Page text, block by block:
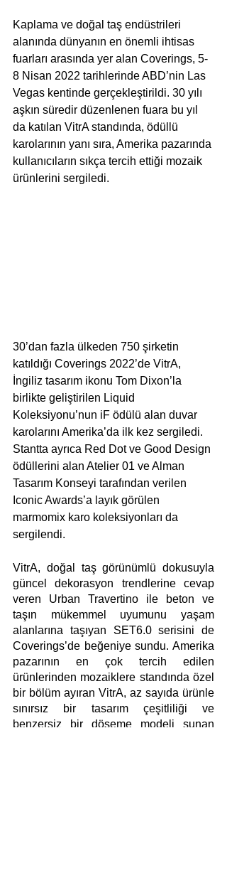
Kaplama ve doğal taş endüstrileri
alanında dünyanın en önemli ihtisas
fuarları arasında yer alan Coverings, 5-
8 Nisan 2022 tarihlerinde ABD’nin Las
Vegas kentinde gerçekleştirildi. 30 yılı
aşkın süredir düzenlenen fuara bu yıl
da katılan VitrA standında, ödüllü
karolarının yanı sıra, Amerika pazarında
kullanıcıların sıkça tercih ettiği mozaik
ürünlerini sergiledi.
30’dan fazla ülkeden 750 şirketin
katıldığı Coverings 2022’de VitrA,
İngiliz tasarım ikonu Tom Dixon’la
birlikte geliştirilen Liquid
Koleksiyonu’nun iF ödülü alan duvar
karolarını Amerika’da ilk kez sergiledi.
Stantta ayrıca Red Dot ve Good Design
ödüllerini alan Atelier 01 ve Alman
Tasarım Konseyi tarafından verilen
Iconic Awards’a layık görülen
marmomix karo koleksiyonları da
sergilendi.
VitrA, doğal taş görünümlü dokusuyla
güncel dekorasyon trendlerine cevap
veren Urban Travertino ile beton ve
taşın mükemmel uyumunu yaşam
alanlarına taşıyan SET6.0 serisini de
Coverings’de beğeniye sundu. Amerika
pazarının en çok tercih edilen
ürünlerinden mozaiklere standında özel
bir bölüm ayıran VitrA, az sayıda ürünle
sınırsız bir tasarım çeşitliliği ve
benzersiz bir döşeme modeli sunan